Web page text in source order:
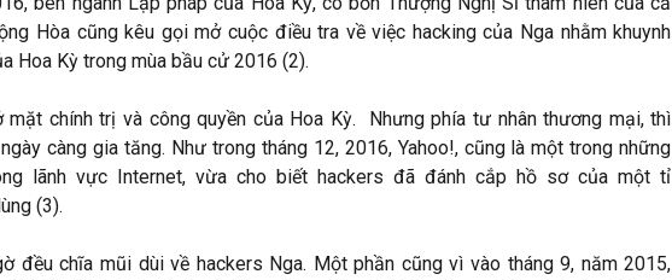
Hòa cũng kêu gọi mở cuộc điều tra về việc hacking của Nga nhằm khuynh
Hoa Kỳ trong mùa bầu cử 2016 (2).
chính trị và công quyền của Hoa Kỳ. Nhưng phía tư nhân thương mại, thì
càng gia tăng. Như trong tháng 12, 2016, Yahoo!, cũng là một trong những
lãnh vực Internet, vừa cho biết hackers đã đánh cắp hồ sơ của một tỉ
(3).
đều chĩa mũi dùi về hackers Nga. Một phần cũng vì vào tháng 9, năm 2015,